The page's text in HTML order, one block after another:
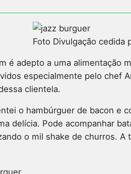
Foto Divulgação cedida
é adepto a uma alimentação
especialmente pelo chef
clientela.
o hambúrguer de bacon e
delícia. Pode acompanhar
o mil shake de churros.